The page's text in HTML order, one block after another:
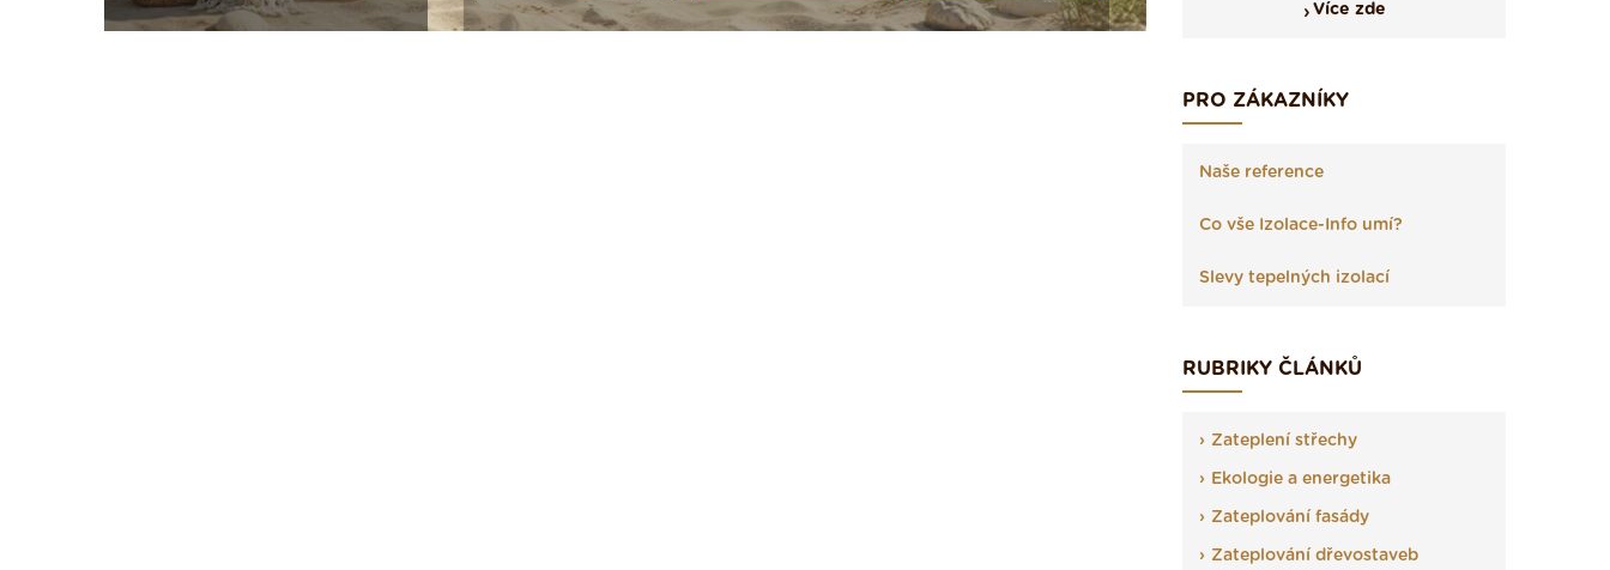
Více zde
PRO ZÁKAZNÍKY
Naše reference
Co vše Izolace-Info umí?
Slevy tepelných izolací
RUBRIKY ČLÁNKŮ
Zateplení střechy
Ekologie a energetika
Zateplování fasády
Zateplování dřevostaveb